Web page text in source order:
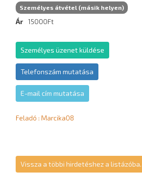
Személyes átvétel (másik helyen)
Ár 15000Ft
Személyes üzenet küldése
Telefonszám mutatása
E-mail cím mutatása
Feladó : Marcika08
Vissza a többi hirdetéshez a listázóba.